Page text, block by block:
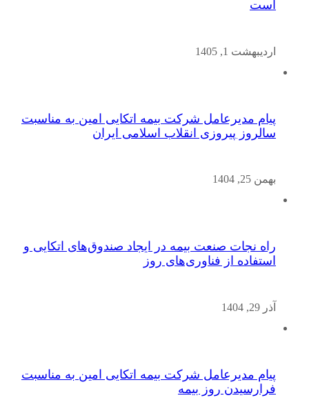
است
اردیبهشت 1, 1405
پیام مدیرعامل شرکت بیمه اتکایی امین به مناسبت
سالروز پیروزی انقلاب اسلامی ایران
بهمن 25, 1404
راه نجات صنعت بیمه در ایجاد صندوق‌های اتکایی و
استفاده از فناوری‌های روز
آذر 29, 1404
پیام مدیرعامل شرکت بیمه اتکایی امین به مناسبت
فرارسیدن روز بیمه